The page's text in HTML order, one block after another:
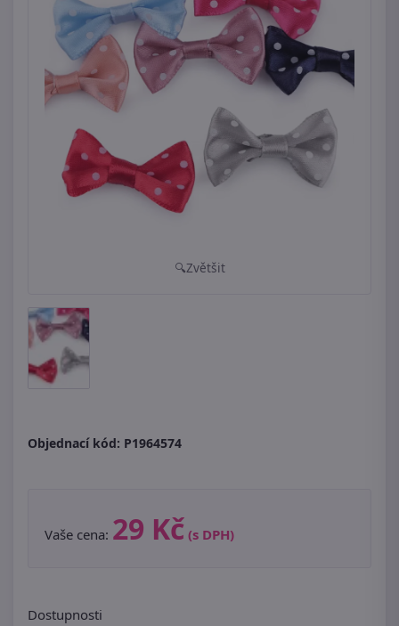
Zvětšit
Objednací kód: P1964574
Vaše cena: 29 Kč (s DPH)
Dostupnosti